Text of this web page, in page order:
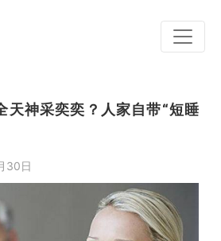
天神采奕奕？人家自带“短睡
30日